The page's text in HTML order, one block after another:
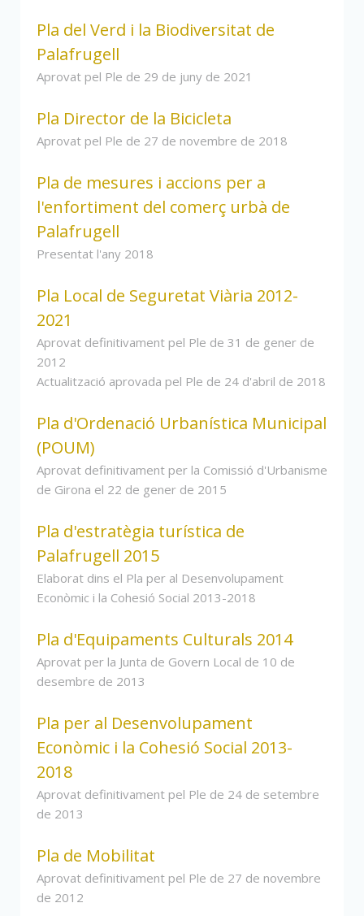
Pla del Verd i la Biodiversitat de
Palafrugell
Aprovat pel Ple de 29 de juny de 2021
Pla Director de la Bicicleta
Aprovat pel Ple de 27 de novembre de 2018
Pla de mesures i accions per a
l'enfortiment del comerç urbà de
Palafrugell
Presentat l'any 2018
Pla Local de Seguretat Viària 2012-
2021
Aprovat definitivament pel Ple de 31 de gener de
2012
Actualització aprovada pel Ple de 24 d'abril de 2018
Pla d'Ordenació Urbanística Municipal
(POUM)
Aprovat definitivament per la Comissió d'Urbanisme
de Girona el 22 de gener de 2015
Pla d'estratègia turística de
Palafrugell 2015
Elaborat dins el Pla per al Desenvolupament
Econòmic i la Cohesió Social 2013-2018
Pla d'Equipaments Culturals 2014
Aprovat per la Junta de Govern Local de 10 de
desembre de 2013
Pla per al Desenvolupament
Econòmic i la Cohesió Social 2013-
2018
Aprovat definitivament pel Ple de 24 de setembre
de 2013
Pla de Mobilitat
Aprovat definitivament pel Ple de 27 de novembre
de 2012